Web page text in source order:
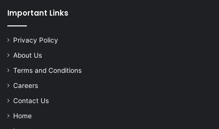
Important Links
Privacy Policy
About Us
Terms and Conditions
Careers
Contact Us
Home